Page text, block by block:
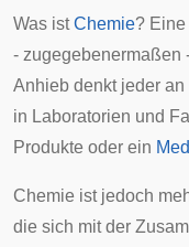
Was istChemie?
- zugegebenermaßen
Anhieb denkt jeder an
in Laboratorien und
Produkte oder ein
Chemie ist jedoch
die sich mit der